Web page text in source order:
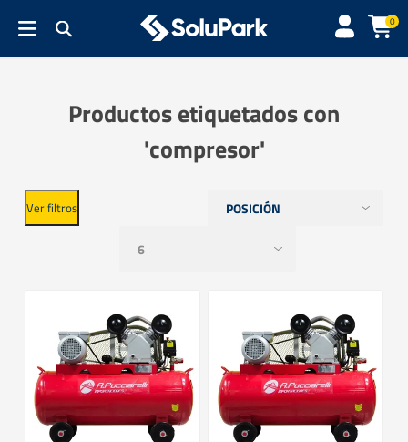
0
Productos etiquetados con
'compresor'
Ver filtros